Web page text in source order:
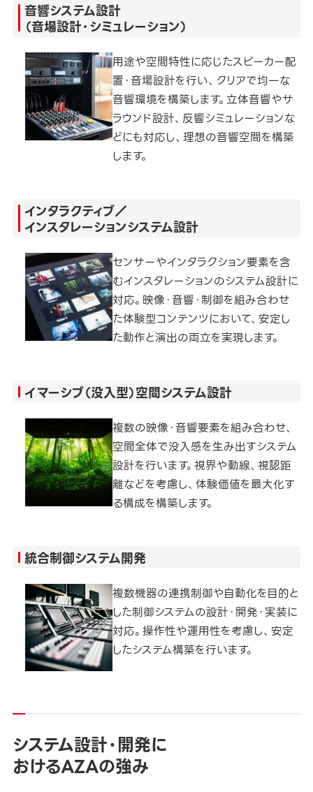
音響システム設計
（音場設計・シミュレーション）
用途や空間特性に応じたスピーカー配
置・音場設計を行い、クリアで均一な
音響環境を構築します。立体音響やサ
ラウンド設計、反響シミュレーションな
どにも対応し、理想の音響空間を構築
します。
インタラクティブ／
インスタレーションシステム設計
センサーやインタラクション要素を含
むインスタレーションのシステム設計に
対応。映像・音響・制御を組み合わせ
た体験型コンテンツにおいて、安定し
た動作と演出の両立を実現します。
イマーシブ（没入型）空間システム設計
複数の映像・音響要素を組み合わせ、
空間全体で没入感を生み出すシステム
設計を行います。視界や動線、視認距
離などを考慮し、体験価値を最大化す
る構成を構築します。
統合制御システム開発
複数機器の連携制御や自動化を目的と
した制御システムの設計・開発・実装に
対応。操作性や運用性を考慮し、安定
したシステム構築を行います。
システム設計・開発に
おけるAZAの強み